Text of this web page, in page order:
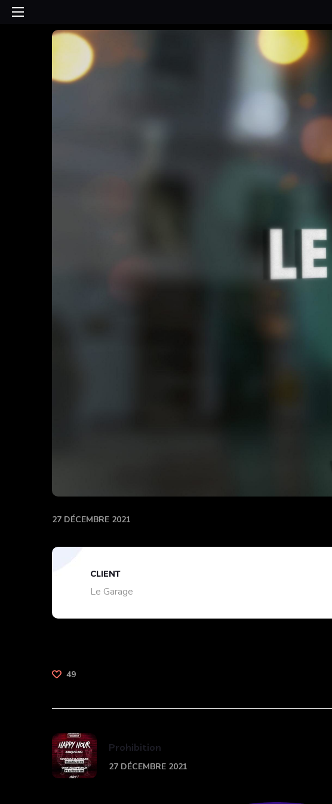
27 DÉCEMBRE 2021
CLIENT
Le Garage
49
Prohibition
27 DÉCEMBRE 2021